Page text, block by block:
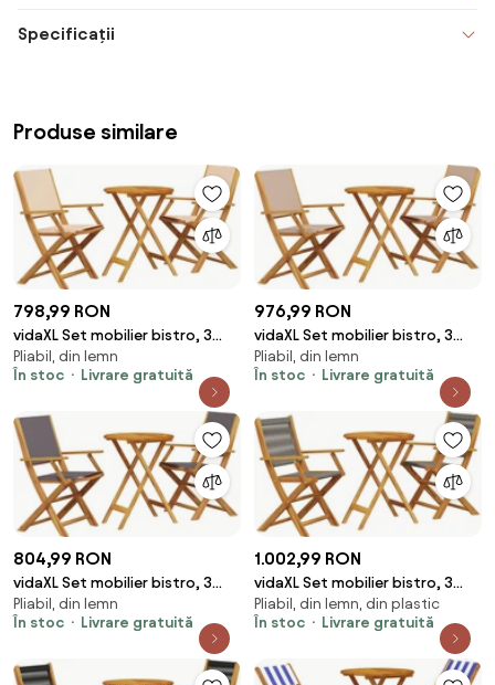
Specificații
Produse similare
798,99 RON
vidaXL Set mobilier bistro, 3
piese, textil bej/lemn masiv
Pliabil, din lemn
În stoc
Livrare gratuită
976,99 RON
vidaXL Set mobilier bistro, 3
piese, textil taupe/lemn masiv
Pliabil, din lemn
În stoc
Livrare gratuită
804,99 RON
vidaXL Set mobilier bistro, 3
piese, textil antracit/lemn
masiv
Pliabil, din lemn
În stoc
Livrare gratuită
1.002,99 RON
vidaXL Set mobilier bistro, 3
piese, gri, polipropilenă și lemn
masiv
Pliabil, din lemn, din plastic
În stoc
Livrare gratuită